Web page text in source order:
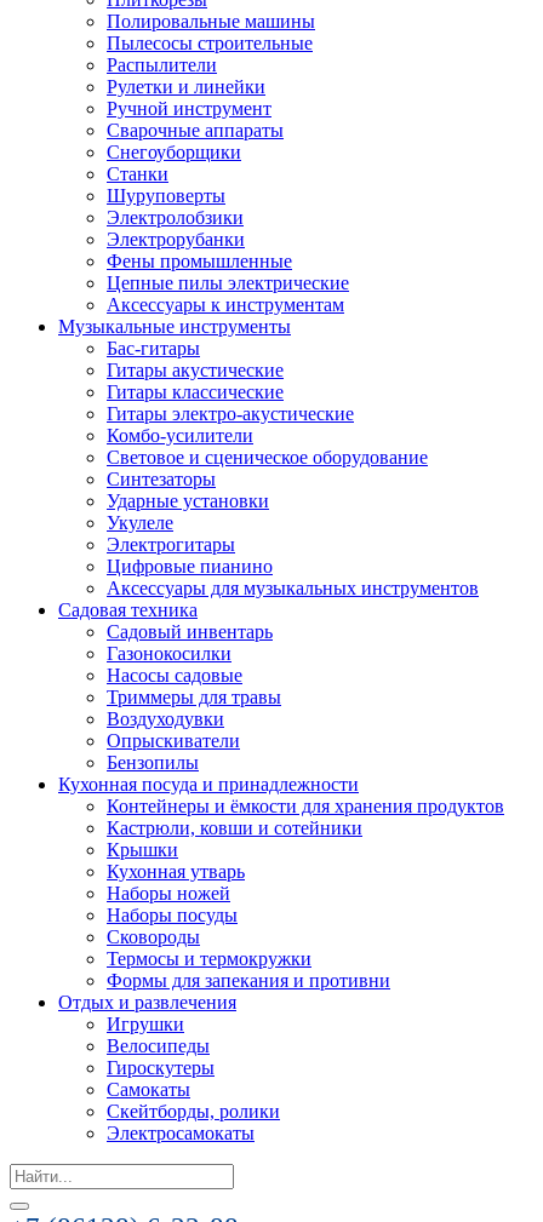
Полировальные машины
Пылесосы строительные
Распылители
Рулетки и линейки
Ручной инструмент
Сварочные аппараты
Снегоуборщики
Станки
Шуруповерты
Электролобзики
Электрорубанки
Фены промышленные
Цепные пилы электрические
Аксессуары к инструментам
Музыкальные инструменты
Бас-гитары
Гитары акустические
Гитары классические
Гитары электро-акустические
Комбо-усилители
Световое и сценическое оборудование
Синтезаторы
Ударные установки
Укулеле
Электрогитары
Цифровые пианино
Аксессуары для музыкальных инструментов
Садовая техника
Садовый инвентарь
Газонокосилки
Насосы садовые
Триммеры для травы
Воздуходувки
Опрыскиватели
Бензопилы
Кухонная посуда и принадлежности
Контейнеры и ёмкости для хранения продуктов
Кастрюли, ковши и сотейники
Крышки
Кухонная утварь
Наборы ножей
Наборы посуды
Сковороды
Термосы и термокружки
Формы для запекания и противни
Отдых и развлечения
Игрушки
Велосипеды
Гироскутеры
Самокаты
Скейтборды, ролики
Электросамокаты
Search
for: